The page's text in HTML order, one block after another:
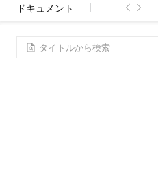
ドキュメント